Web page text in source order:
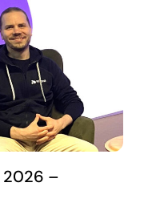
2026 –